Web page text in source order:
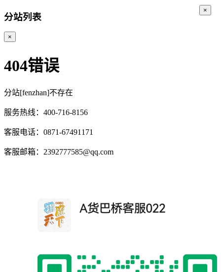
分站列表
×
404错误
分站[fenzhan]不存在
服务热线：400-716-8156
客服电话：0871-67491171
客服邮箱：2392777585@qq.com
×